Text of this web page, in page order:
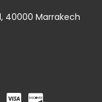
40000 Marrakech